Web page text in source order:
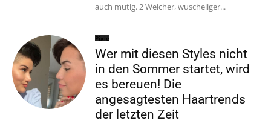
auch mutig. 2 Weicher, wuscheliger...
Pixie
Wer mit diesen Styles nicht
in den Sommer startet, wird
es bereuen! Die
angesagtesten Haartrends
der letzten Zeit